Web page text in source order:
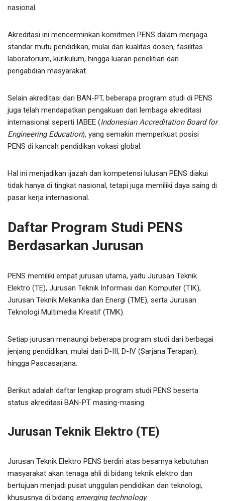
nasional.
Akreditasi ini mencerminkan komitmen PENS dalam menjaga
standar mutu pendidikan, mulai dari kualitas dosen, fasilitas
laboratorium, kurikulum, hingga luaran penelitian dan
pengabdian masyarakat.
Selain akreditasi dari BAN-PT, beberapa program studi di PENS
juga telah mendapatkan pengakuan dari lembaga akreditasi
internasional seperti IABEE (Indonesian Accreditation Board for
Engineering Education), yang semakin memperkuat posisi
PENS di kancah pendidikan vokasi global.
Hal ini menjadikan ijazah dan kompetensi lulusan PENS diakui
tidak hanya di tingkat nasional, tetapi juga memiliki daya saing di
pasar kerja internasional.
Daftar Program Studi PENS
Berdasarkan Jurusan
PENS memiliki empat jurusan utama, yaitu Jurusan Teknik
Elektro (TE), Jurusan Teknik Informasi dan Komputer (TIK),
Jurusan Teknik Mekanika dan Energi (TME), serta Jurusan
Teknologi Multimedia Kreatif (TMK).
Setiap jurusan menaungi beberapa program studi dari berbagai
jenjang pendidikan, mulai dari D-III, D-IV (Sarjana Terapan),
hingga Pascasarjana.
Berikut adalah daftar lengkap program studi PENS beserta
status akreditasi BAN-PT masing-masing.
Jurusan Teknik Elektro (TE)
Jurusan Teknik Elektro PENS berdiri atas besarnya kebutuhan
masyarakat akan tenaga ahli di bidang teknik elektro dan
bertujuan menjadi pusat unggulan pendidikan dan teknologi,
khususnya di bidang emerging technology.